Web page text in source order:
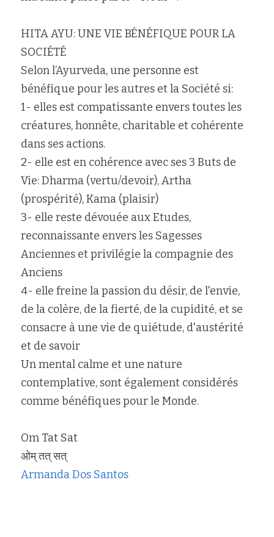
HITA AYU: UNE VIE BÉNÉFIQUE POUR LA
SOCIÉTÉ
Selon l’Ayurveda, une personne est
bénéfique pour les autres et la Société si:
1- elles est compatissante envers toutes les
créatures, honnête, charitable et cohérente
dans ses actions.
2- elle est en cohérence avec ses 3 Buts de
Vie: Dharma (vertu/devoir), Artha
(prospérité), Kama (plaisir)
3- elle reste dévouée aux Etudes,
reconnaissante envers les Sagesses
Anciennes et privilégie la compagnie des
Anciens
4- elle freine la passion du désir, de l'envie,
de la colère, de la fierté, de la cupidité, et se
consacre à une vie de quiétude, d'austérité
et de savoir
Un mental calme et une nature
contemplative, sont également considérés
comme bénéfiques pour le Monde.
Om Tat Sat
ओम् तत् सत्
Armanda Dos Santos